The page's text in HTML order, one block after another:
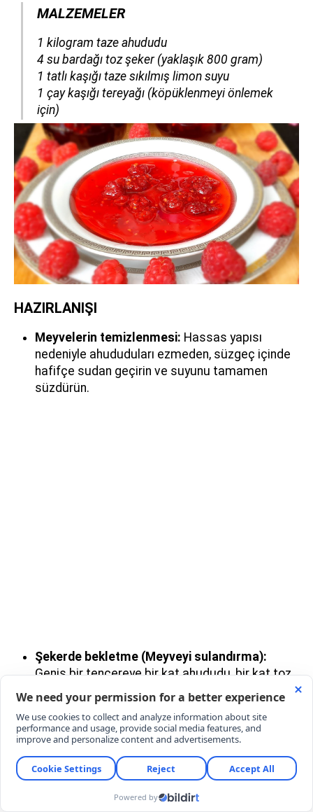
MALZEMELER
​​​​​​​1 kilogram taze ahududu
4 su bardağı toz şeker (yaklaşık 800 gram)
1 tatlı kaşığı taze sıkılmış limon suyu
1 çay kaşığı tereyağı (köpüklenmeyi önlemek
için)
HAZIRLANIŞI
Meyvelerin temizlenmesi: Hassas yapısı
nedeniyle ahududuları ezmeden, süzgeç içinde
hafifçe sudan geçirin ve suyunu tamamen
süzdürün.
Şekerde bekletme (Meyveyi sulandırma):
Geniş bir tencereye bir kat ahududu, bir kat toz
şeker olacak şekilde malzemeleri dizin.
Tencerenin kapağını kapatıp meyvelerin kendi
suyunu salması için en az 4-5 saat (tercihen bir
gece) bekletin.
Pişirme aşaması:
Kendi suyuyla sulanan
başlayınca ocağın altını kısın. Çıkan köpükleri